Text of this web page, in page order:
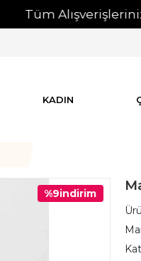
Tüm Alışverişlerinizde
KADIN
%9indirim